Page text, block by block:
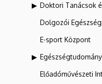
Doktori Tanácsok
Dolgozói
E-sport Központ
Előadóművészeti